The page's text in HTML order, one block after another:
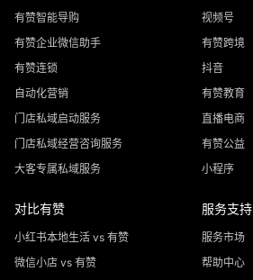
有赞智能导购
有赞企业微信助手
有赞连锁
自动化营销
门店私域启动服务
门店私域经营咨询服务
大客专属私域服务
视频号
有赞跨境
抖音
有赞教育
直播电商
有赞公益
小程序
对比有赞
小红书本地生活 vs 有赞
微信小店 vs 有赞
服务支持
服务市场
帮助中心